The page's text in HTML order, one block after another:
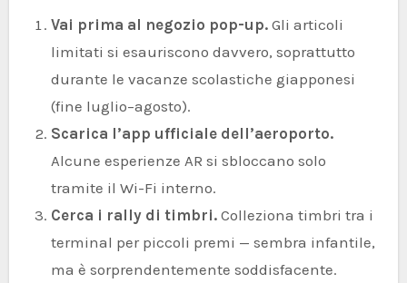
Vai prima al negozio pop-up.Gli articoli
limitati si esauriscono davvero, soprattutto
durante le vacanze scolastiche giapponesi
(fine luglio–agosto).
Scarica l’app ufficiale dell’aeroporto.
Alcune esperienze AR si sbloccano solo
tramite il Wi-Fi interno.
Cerca i rally di timbri.Colleziona timbri tra i
terminal per piccoli premi — sembra infantile,
ma è sorprendentemente soddisfacente.